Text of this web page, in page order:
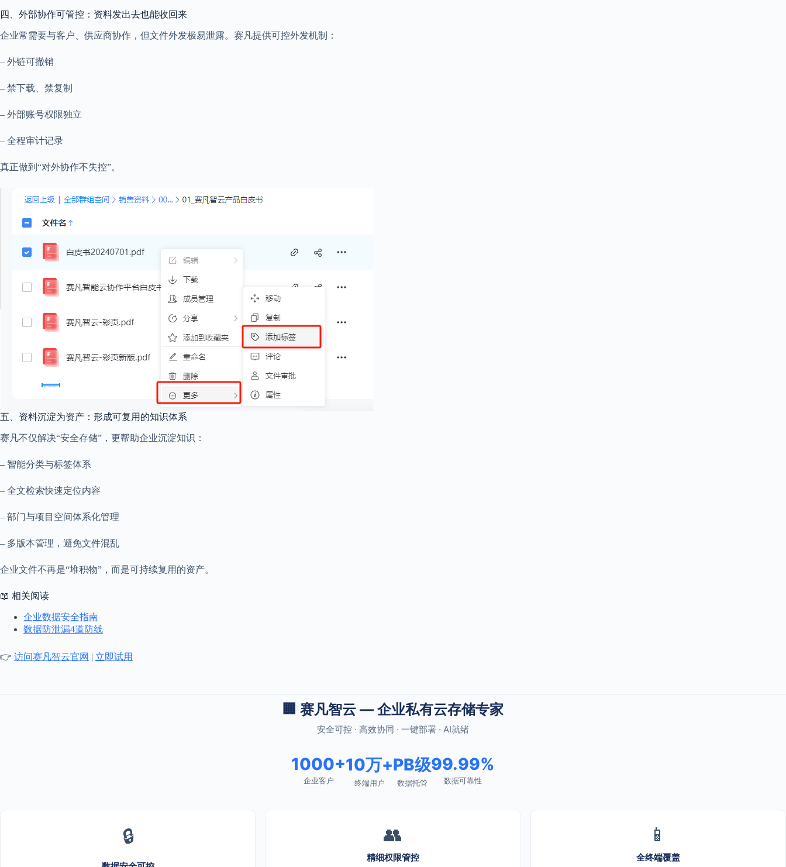
四、外部协作可管控：资料发出去也能收回来
企业常需要与客户、供应商协作，但文件外发极易泄露。赛凡提供可控外发机制：
– 外链可撤销
– 禁下载、禁复制
– 外部账号权限独立
– 全程审计记录
真正做到“对外协作不失控”。
五、资料沉淀为资产：形成可复用的知识体系
赛凡不仅解决“安全存储”，更帮助企业沉淀知识：
– 智能分类与标签体系
– 全文检索快速定位内容
– 部门与项目空间体系化管理
– 多版本管理，避免文件混乱
企业文件不再是“堆积物”，而是可持续复用的资产。
📖 相关阅读
企业数据安全指南
数据防泄漏4道防线
👉 访问赛凡智云官网 | 立即试用
🏢 赛凡智云 — 企业私有云存储专家
安全可控 · 高效协同 · 一键部署 · AI就绪
1000+
企业客户
10万+
终端用户
PB级
数据托管
99.99%
数据可靠性
🔒 👥
精细权限管控
📱
全终端覆盖